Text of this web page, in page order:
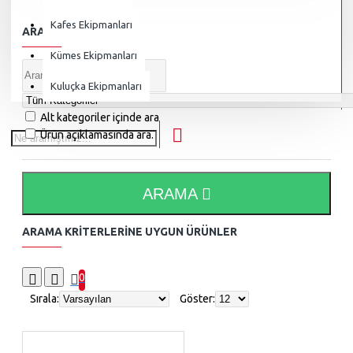
Kafes Ekipmanları
Kümes Ekipmanları
Kuluçka Ekipmanları
ARAMA KRITERI
Alt kategoriler içinde ara
Ürün açıklamasında ara.
ARAMA
ARAMA KRITERLERINE UYGUN ÜRÜNLER
0
Sırala:
Göster: